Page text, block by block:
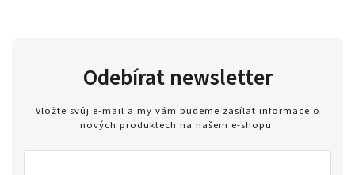
Odebírat newsletter
Vložte svůj e-mail a my vám budeme zasílat informace o
nových produktech na našem e-shopu.